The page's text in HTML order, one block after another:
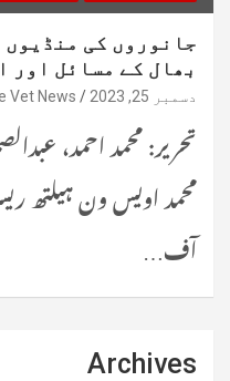
جانوروں کی
بھال کے مسائل اور
دسمبر 25, 2023 Vet News
تحریر: محمد احمد،
محمد اویس ون ہیلتھ
آف…
Archives